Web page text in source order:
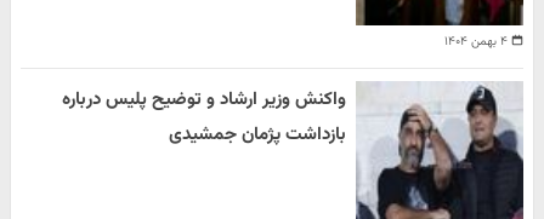
۴ بهمن ۱۴۰۴
واکنش وزیر ارشاد و توضیح پلیس درباره
بازداشت پژمان جمشیدی